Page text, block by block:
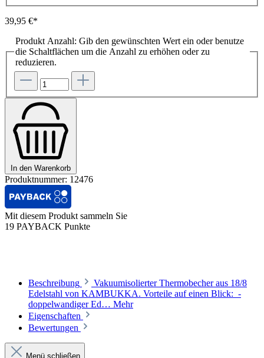
39,95 €*
Produkt Anzahl: Gib den gewünschten Wert ein oder benutze
die Schaltflächen um die Anzahl zu erhöhen oder zu
reduzieren.
In den Warenkorb
Produktnummer: 12476
Mit diesem Produkt sammeln Sie
19 PAYBACK Punkte
Beschreibung
Vakuumisolierter Thermobecher aus 18/8
Edelstahl von KAMBUKKA. Vorteile auf einen Blick: -
doppelwandiger Ed… Mehr
Eigenschaften
Bewertungen
Menü schließen